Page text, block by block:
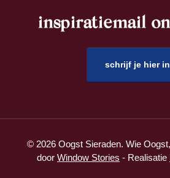
inspiratiemail
schrijf je hier in
© 2026 Oogst Sieraden. Wie
door Window Stories - Realisatie